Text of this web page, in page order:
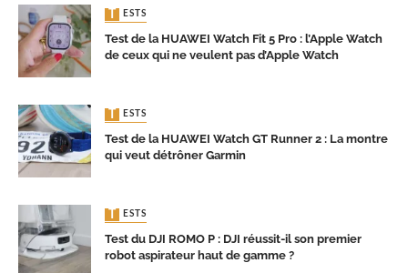
TESTS
Test de la HUAWEI Watch Fit 5 Pro : l’Apple Watch
de ceux qui ne veulent pas d’Apple Watch
TESTS
Test de la HUAWEI Watch GT Runner 2 : La montre
qui veut détrôner Garmin
TESTS
Test du DJI ROMO P : DJI réussit-il son premier
robot aspirateur haut de gamme ?